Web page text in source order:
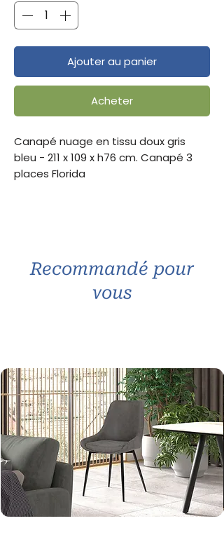
Ajouter au panier
Acheter
Canapé nuage en tissu doux gris
bleu - 211 x 109 x h76 cm. Canapé 3
places Florida
Recommandé pour
vous